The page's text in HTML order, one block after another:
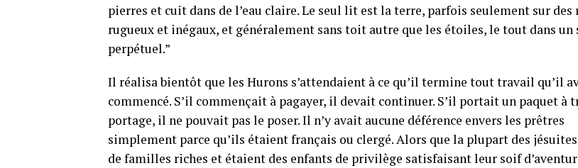
pierres et cuit dans de l’eau claire. Le seul lit est la terre, parfois seulement sur des
rugueux et inégaux, et généralement sans toit autre que les étoiles, le tout dans un
perpétuel.”
Il réalisa bientôt que les Hurons s’attendaient à ce qu’il termine tout travail qu’il
commencé. S’il commençait à pagayer, il devait continuer. S’il portait un paquet à
portage, il ne pouvait pas le poser. Il n’y avait aucune déférence envers les prêtres
simplement parce qu’ils étaient français ou clergé. Alors que la plupart des
de familles riches et étaient des enfants de privilège satisfaisant leur soif